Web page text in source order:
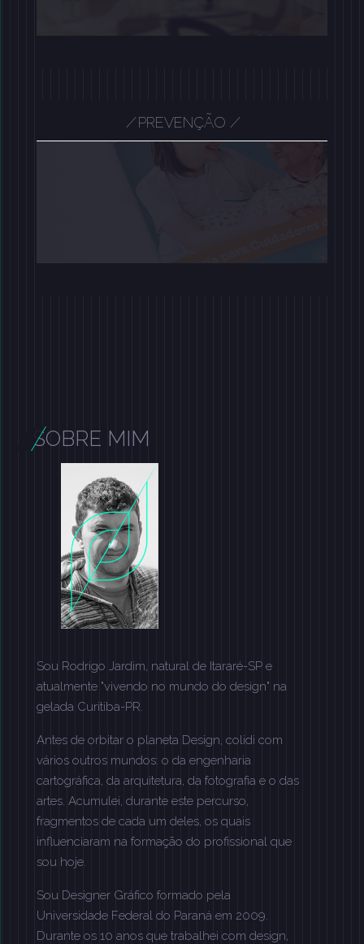
/ PREVENÇÃO /
SOBRE MIM
Sou Rodrigo Jardim, natural de Itararé-SP e
atualmente "vivendo no mundo do design" na
gelada Curitiba-PR.
Antes de orbitar o planeta Design, colidi com
vários outros mundos: o da engenharia
cartográfica, da arquitetura, da fotografia e o das
artes. Acumulei, durante este percurso,
fragmentos de cada um deles, os quais
influenciaram na formação do profissional que
sou hoje.
Sou Designer Gráfico formado pela
Universidade Federal do Paraná em 2009.
Durante os 10 anos que trabalhei com design,